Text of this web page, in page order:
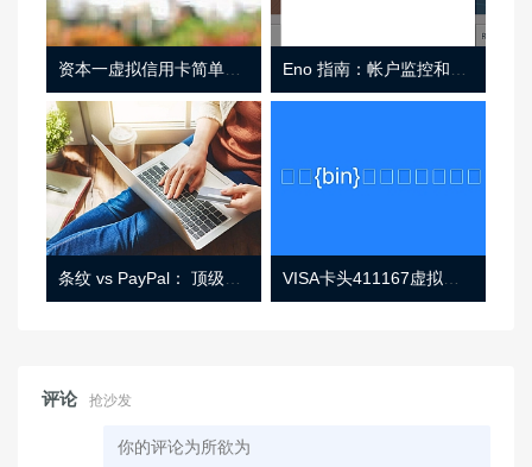
资本一虚拟信用卡简单介绍
条纹 vs PayPal： 顶级功能， 定价 （和更多！ VISA卡头411167虚拟卡基础信息
评论 抢沙发